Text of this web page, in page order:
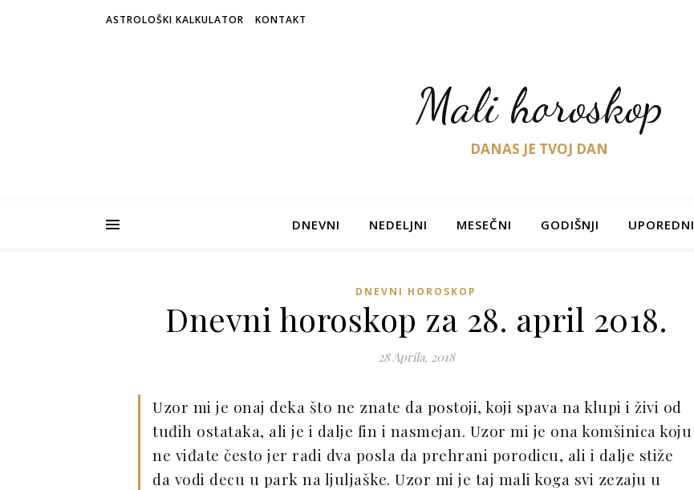
ASTROLOŠKI KALKULATOR KONTAKT
Mali horoskop
DANAS JE TVOJ DAN
DNEVNI NEDELJNI MESEČNI GODIŠNJI UPOREDNI
DNEVNI HOROSKOP
Dnevni horoskop za 28. april 2018.
28 Aprila, 2018
Uzor mi je onaj deka što ne znate da postoji, koji spava na klupi i živi od
tuđih ostataka, ali je i dalje fin i nasmejan. Uzor mi je ona komšinica koju
ne viđate često jer radi dva posla da prehrani porodicu, ali i dalje stiže
da vodi decu u park na ljuljaške. Uzor mi je taj mali koga svi zezaju u